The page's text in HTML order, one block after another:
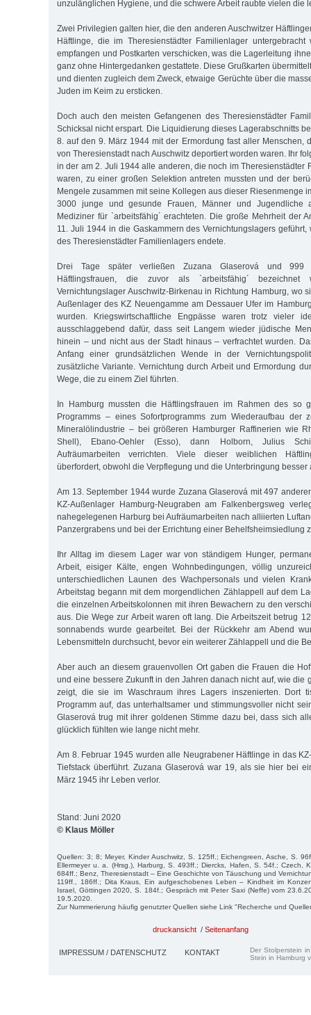
unzulänglichen Hygiene, und die schwere Arbeit raubte vielen die
Zwei Privilegien galten hier, die den anderen Auschwitzer
Häftlinge, die im Theresienstädter Familienlager untergebracht
empfangen und Postkarten verschicken, was die Lagerleitung
ganz ohne Hintergedanken gestattete. Diese Grußkarten
und dienten zugleich dem Zweck, etwaige Gerüchte über die
Juden im Keim zu ersticken.
Doch auch den meisten Gefangenen des Theresienstädter
Schicksal nicht erspart. Die Liquidierung dieses Lagerabschnitts
8. auf den 9. März 1944 mit der Ermordung fast aller Menschen,
von Theresienstadt nach Auschwitz deportiert worden waren. Ihr
in der am 2. Juli 1944 alle anderen, die noch im Theresienstädter
waren, zu einer großen Selektion antreten mussten und der
Mengele zusammen mit seine Kollegen aus dieser Riesenmenge
3000 junge und gesunde Frauen, Männer und Jugendliche
Mediziner für `arbeitsfähig´ erachteten. Die große Mehrheit der
11. Juli 1944 in die Gaskammern des Vernichtungslagers
des Theresienstädter Familienlagers endete.
Drei Tage später verließen Zuzana Glaserová und 999
Häftlingsfrauen, die zuvor als `arbeitsfähig´ bezeichnet
Vernichtungslager Auschwitz-Birkenau in Richtung Hamburg, wo
Außenlager des KZ Neuengamme am Dessauer Ufer im
wurden. Kriegswirtschaftliche Engpässe waren trotz vieler
ausschlaggebend dafür, dass seit Langem wieder jüdische
hinein – und nicht aus der Stadt hinaus – verfrachtet wurden.
Anfang einer grundsätzlichen Wende in der
zusätzliche Variante. Vernichtung durch Arbeit und Ermordung
Wege, die zu einem Ziel führten.
In Hamburg mussten die Häftlingsfrauen im Rahmen des so
Programms – eines Sofortprogramms zum Wiederaufbau der
Mineralölindustrie – bei größeren Hamburger Raffinerien wie
Shell), Ebano-Oehler (Esso), dann Holborn, Julius
Aufräumarbeiten verrichten. Viele dieser weiblichen
überfordert, obwohl die Verpflegung und die Unterbringung besser
Am 13. September 1944 wurde Zuzana Glaserová mit 497
KZ-Außenlager Hamburg-Neugraben am Falkenbergsweg
nahegelegenen Harburg bei Aufräumarbeiten nach alliierten
Panzergrabens und bei der Errichtung einer Behelfsheimsiedlung
Ihr Alltag im diesem Lager war von ständigem Hunger,
Arbeit, eisiger Kälte, engen Wohnbedingungen, völlig
unterschiedlichen Launen des Wachpersonals und vielen
Arbeitstag begann mit dem morgendlichen Zählappell auf dem
die einzelnen Arbeitskolonnen mit ihren Bewachern zu den
aus. Die Wege zur Arbeit waren oft lang. Die Arbeitszeit betrug
sonnabends wurde gearbeitet. Bei der Rückkehr am Abend
Lebensmitteln durchsucht, bevor ein weiterer Zählappell und die
Aber auch an diesem grauenvollen Ort gaben die Frauen die
und eine bessere Zukunft in den Jahren danach nicht auf, wie die
zeigt, die sie im Waschraum ihres Lagers inszenierten. Dort
Programm auf, das unterhaltsamer und stimmungsvoller nicht
Glaserová trug mit ihrer goldenen Stimme dazu bei, dass sich
glücklich fühlten wie lange nicht mehr.
Am 8. Februar 1945 wurden alle Neugrabener Häftlinge in das
Tiefstack überführt. Zuzana Glaserová war 19, als sie hier bei
März 1945 ihr Leben verlor.
Stand: Juni 2020
© Klaus Möller
Quellen: 3; 8; Meyer, Kinder Auschwitz, S. 125ff.; Eichengreen, Asche, S.
Ellermeyer u. a. (Hrsg.), Harburg, S. 493ff.; Diercks, Hafen, S. 54f.; Czech,
684ff.; Benz, Theresienstadt – Eine Geschichte von Täuschung und
119ff., 186ff.; Dita Kraus, Ein aufgeschobenes Leben – Kindheit im
Israel, Göttingen 2020, S. 184f.; Gespräch mit Peter Saxi (Neffe) vom
19.5.2020.
Zur Nummerierung häufig genutzter Quellen siehe Link "Recherche und
druckansicht / Seitenanfang
IMPRESSUM / DATENSCHUTZ KONTAKT
Der Stolperstein
Stein in Hamburg